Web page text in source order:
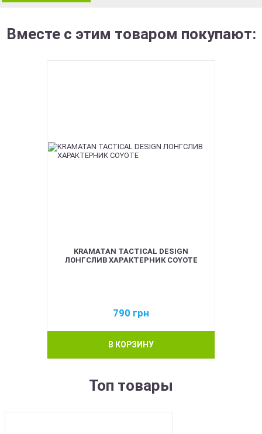
Вместе с этим товаром покупают:
KRAMATAN TACTICAL DESIGN
ЛОНГСЛИВ ХАРАКТЕРНИК COYOTE
790 грн
В КОРЗИНУ
Топ товары